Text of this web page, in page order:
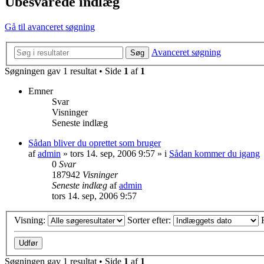
Gå til avanceret søgning
Søg
Avanceret søgning
Søgningen gav 1 resultat • Side 1 af 1
Emner
Svar
Visninger
Seneste indlæg
Sådan bliver du oprettet som bruger
afadmin » tors 14. sep, 2006 9:57 » i Sådan kommer du igang
0 Svar
187942 Visninger
Seneste indlæg afadmin
tors 14. sep, 2006 9:57
Visning: Sorter efter:
Søgningen gav 1 resultat • Side 1 af 1